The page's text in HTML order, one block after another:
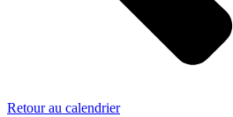
Retour au calendrier